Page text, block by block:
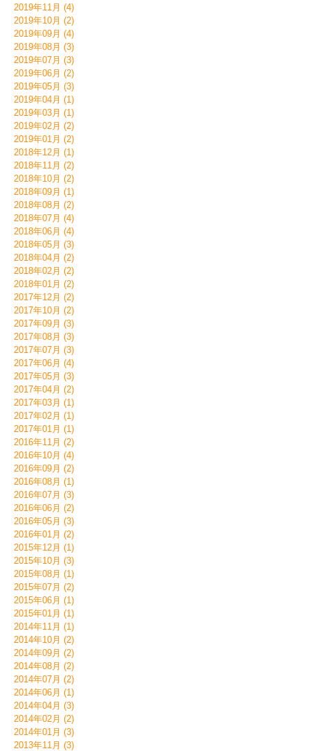
2019年11月 (4)
2019年10月 (2)
2019年09月 (4)
2019年08月 (3)
2019年07月 (3)
2019年06月 (2)
2019年05月 (3)
2019年04月 (1)
2019年03月 (1)
2019年02月 (2)
2019年01月 (2)
2018年12月 (1)
2018年11月 (2)
2018年10月 (2)
2018年09月 (1)
2018年08月 (2)
2018年07月 (4)
2018年06月 (4)
2018年05月 (3)
2018年04月 (2)
2018年02月 (2)
2018年01月 (2)
2017年12月 (2)
2017年10月 (2)
2017年09月 (3)
2017年08月 (3)
2017年07月 (3)
2017年06月 (4)
2017年05月 (3)
2017年04月 (2)
2017年03月 (1)
2017年02月 (1)
2017年01月 (1)
2016年11月 (2)
2016年10月 (4)
2016年09月 (2)
2016年08月 (1)
2016年07月 (3)
2016年06月 (2)
2016年05月 (3)
2016年01月 (2)
2015年12月 (1)
2015年10月 (3)
2015年08月 (1)
2015年07月 (2)
2015年06月 (1)
2015年01月 (1)
2014年11月 (1)
2014年10月 (2)
2014年09月 (2)
2014年08月 (2)
2014年07月 (2)
2014年06月 (1)
2014年04月 (3)
2014年02月 (2)
2014年01月 (3)
2013年11月 (3)